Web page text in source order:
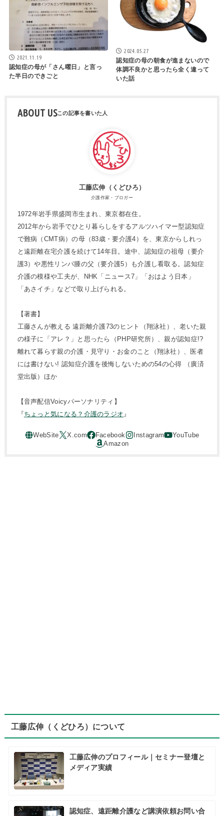
2021.11.19
認知症の母が「さん曜日」と言っ
た半日のできごと
2024.05.27
認知症の母の朝食が進まないので
体調不良かと思ったら全く違って
いた話
ABOUT US
工藤広伸（くどひろ）
介護作家・ブロガー
1972年岩手県盛岡市生まれ、東京都在住。
2012年から岩手でひとり暮らしをするアルツハイマー型認知症
で難病（CMT病）の母（83歳・要介護4）を、東京からしれっ
と遠距離在宅介護を続けて14年目。途中、認知症の祖母（要介
護3）や悪性リンパ腫の父（要介護5）も介護し看取る。認知症
介護の模様や工夫が、NHK「ニュース7」「おはよう日本」
「あさイチ」などで取り上げられる。
【著書】
工藤さんが教える 遠距離介護73のヒント（翔泳社）、老いた親
の様子に「アレ？」と思ったら（PHP研究所）、親が認知症!?
離れて暮らす親の介護・見守り・お金のこと（翔泳社）、医者
には書けない! 認知症介護を後悔しないための54の心得 （廣済
堂出版）ほか
【音声配信Voicyパーソナリティ】
『ちょっと気になる？介護のラジオ』
工藤広伸（くどひろ）について
工藤広伸のプロフィール｜セミナー登壇と
メディア実績
認知症、遠距離介護など講演依頼お問い合